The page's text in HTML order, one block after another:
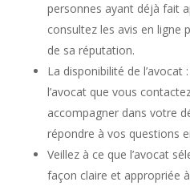
personnes ayant déjà fait
consultez les avis en ligne
de sa réputation.
La disponibilité de l’avocat
l’avocat que vous
accompagner dans votre
répondre à vos questions
Veillez à ce que l’avocat
façon claire et appropriée